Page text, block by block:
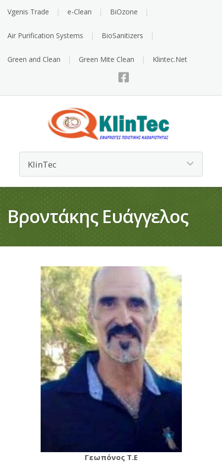
Vgenis Trade e-Clean BiOzone
Air Purification Systems BioSanitizers
Green and Clean Green Mite Clean Klintec.Net
Βροντάκης Ευάγγελος
Γεωπόνος Τ.Ε